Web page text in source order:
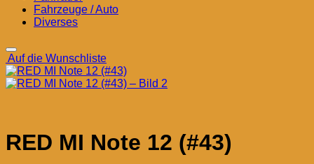
Fahrzeuge / Auto
Diverses
Auf die Wunschliste
RED MI Note 12 (#43)